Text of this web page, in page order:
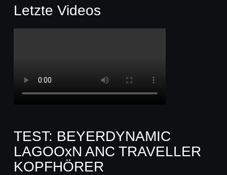
Letzte Videos
TEST: BEYERDYNAMIC
LAGOOxN ANC TRAVELLER
KOPFHÖRER